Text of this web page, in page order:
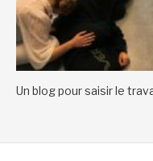
Un blog pour saisir le